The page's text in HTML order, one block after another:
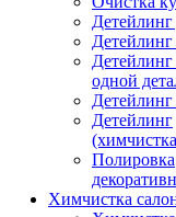
Детейлинг
одной
Детейлинг
Полировка
Химчистка